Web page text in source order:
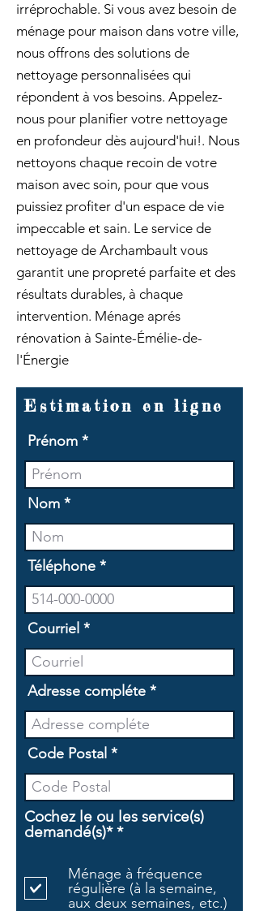
irréprochable. Si vous avez besoin de
ménage pour maison dans votre ville,
nous offrons des solutions de
nettoyage personnalisées qui
répondent à vos besoins. Appelez-
nous pour planifier votre nettoyage
en profondeur dès aujourd'hui!. Nous
nettoyons chaque recoin de votre
maison avec soin, pour que vous
puissiez profiter d'un espace de vie
impeccable et sain. Le service de
nettoyage de Archambault vous
garantit une propreté parfaite et des
résultats durables, à chaque
intervention. Ménage aprés
rénovation à Sainte-Émélie-de-
l'Énergie
Estimation en ligne
Prénom
Nom
Téléphone
Courriel
Adresse compléte
Code Postal
Cochez le ou les service(s)
demandé(s)* *O
g
Ménage à fréquence
régulière (à la semaine,
aux deux semaines, etc.)